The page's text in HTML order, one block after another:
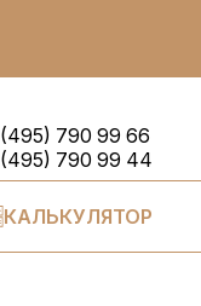
790 99 66
790 99 44
КАЛЬКУЛЯТОР